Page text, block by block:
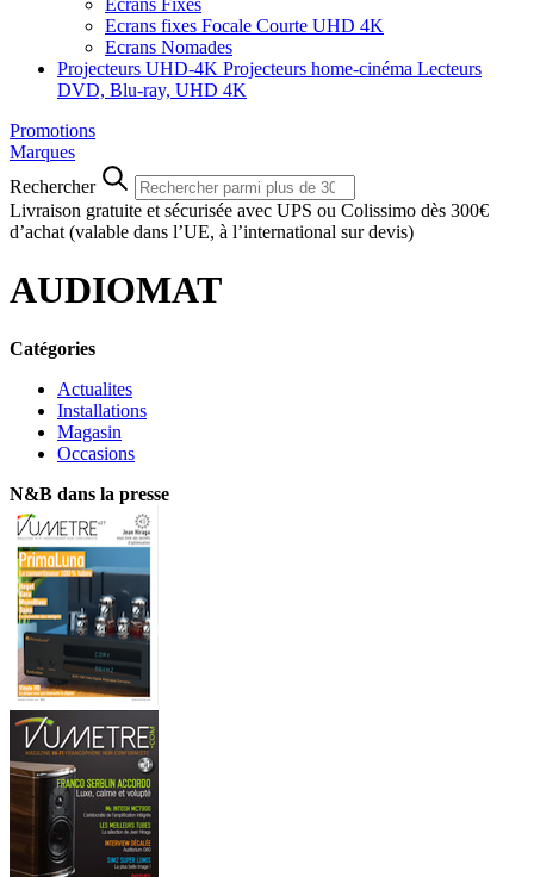
Ecrans Fixes
Ecrans fixes Focale Courte UHD 4K
Ecrans Nomades
Projecteurs UHD-4K Projecteurs home-cinéma Lecteurs
DVD, Blu-ray, UHD 4K
Promotions
Marques
Rechercher
Livraison gratuite et sécurisée avec UPS ou Colissimo dès 300€
d’achat (valable dans l’UE, à l’international sur devis)
AUDIOMAT
Catégories
Actualites
Installations
Magasin
Occasions
N&B dans la presse